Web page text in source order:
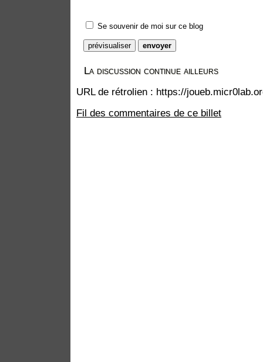
Se souvenir de moi sur ce blog
La discussion continue ailleurs
URL de rétrolien : https://
Fil des commentaires de ce billet